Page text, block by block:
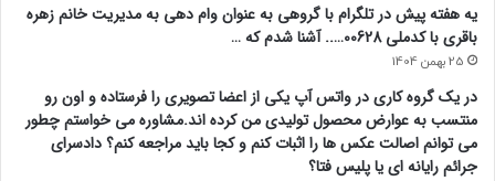
یه هفته پیش در تلگرام با گروهی به عنوان وام دهی به مدیریت خانم زهره
باقری با کدملی 00628….. آشنا شدم که …
25 بهمن 1404
در یک گروه کاری در واتس آپ یکی از اعضا تصویری را فرستاده و اون رو
منتسب به عوارض محصول تولیدی من کرده اند.مشاوره می خواستم چطور
می توانم اصالت عکس ها را اثبات کنم و کجا باید مراجعه کنم؟ دادسرای
جرائم رایانه ای یا پلیس فتا؟